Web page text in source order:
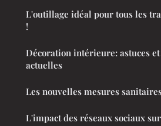
L'outillage idéal pour tous les
!
Décoration intérieure: astuces
actuelles
Les nouvelles mesures
L'impact des réseaux sociaux